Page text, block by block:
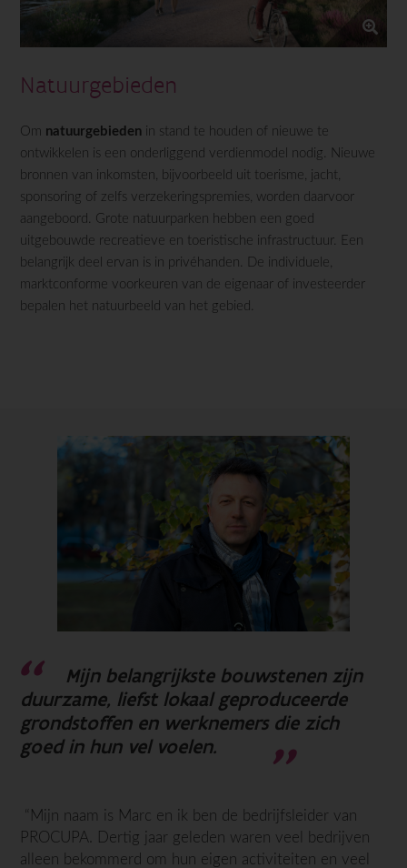
Natuurgebieden
Om natuurgebieden in stand te houden of nieuwe te
ontwikkelen is een onderliggend verdienmodel nodig. Nieuwe
bronnen van inkomsten, bijvoorbeeld uit toerisme, jacht,
sponsoring of zelfs verzekeringspremies, worden daarvoor
aangeboord. Grote natuurparken hebben een goed
uitgebouwde recreatieve en toeristische infrastructuur. Een
belangrijk deel ervan is in privéhanden. De individuele,
marktconforme voorkeuren van de eigenaar of investeerder
bepalen het natuurbeeld van het gebied.
Mijn belangrijkste bouwstenen zijn
duurzame, liefst lokaal geproduceerde
grondstoffen en werknemers die zich
goed in hun vel voelen.
“Mijn naam is Marc en ik ben de bedrijfsleider van
PROCUPA. Dertig jaar geleden waren veel bedrijven
alleen bekommerd om hun eigen activiteiten en veel